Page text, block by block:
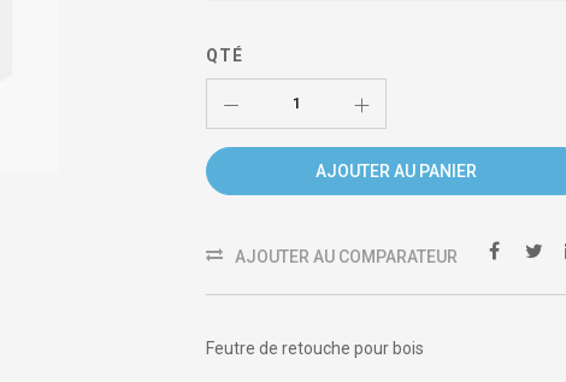
QTÉ
AJOUTER AU PANIER
AJOUTER AU COMPARATEUR
Feutre de retouche pour bois